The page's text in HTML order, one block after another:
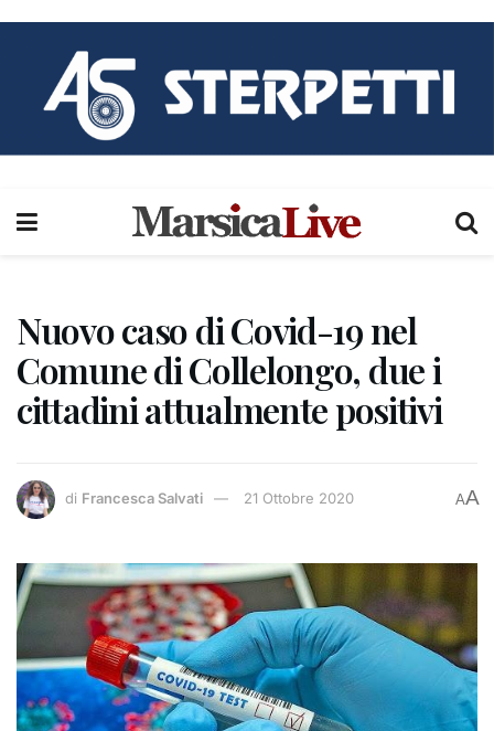
Nuovo caso di Covid-19 nel
Comune di Collelongo, due i
cittadini attualmente positivi
di Francesca Salvati 21 Ottobre 2020 AA